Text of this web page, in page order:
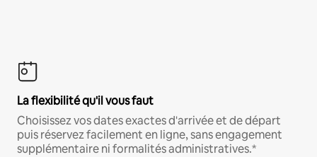
La flexibilité qu'il vous faut
Choisissez vos dates exactes d'arrivée et de départ
puis réservez facilement en ligne, sans engagement
supplémentaire ni formalités administratives.*